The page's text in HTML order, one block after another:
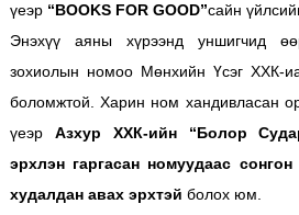
үеэр “BOOKS FOR GOOD”сайн
Энэхүү аяны хүрээнд уншигчид
зохиолын номоо Мөнхийн Үсэг ХХК-
боломжтой. Харин ном хандивласан
үеэр
Азхур ХХК-ийн “Болор
эрхлэн гаргасан номуудаас
худалдан авах эрхтэй болох юм.